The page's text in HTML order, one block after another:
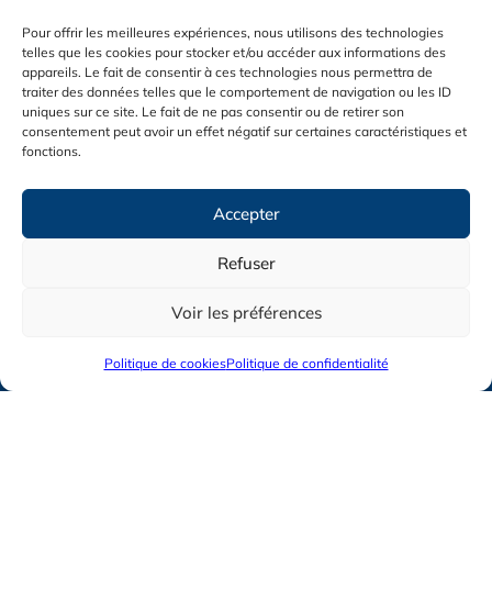
Pour offrir les meilleures expériences, nous utilisons des technologies
telles que les cookies pour stocker et/ou accéder aux informations des
appareils. Le fait de consentir à ces technologies nous permettra de
traiter des données telles que le comportement de navigation ou les ID
uniques sur ce site. Le fait de ne pas consentir ou de retirer son
consentement peut avoir un effet négatif sur certaines caractéristiques et
fonctions.
Accepter
Refuser
Voir les préférences
Politique de cookiesPolitique de confidentialité
PANNEAUX